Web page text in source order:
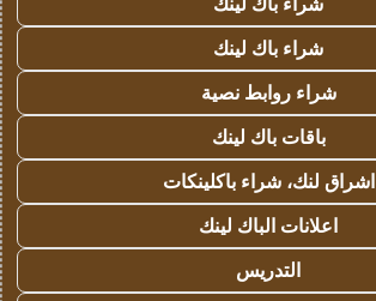
شراء باك لينك
شراء روابط نصية
باقات باك لينك
اشراق لنك، شراء باكلينكات
اعلانات الباك لينك
التدريس